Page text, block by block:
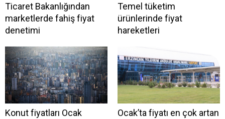
Ticaret Bakanlığından
marketlerde fahiş fiyat
denetimi
Temel tüketim
ürünlerinde fiyat
hareketleri
Konut fiyatları Ocak
Ocak’ta fiyatı en çok artan